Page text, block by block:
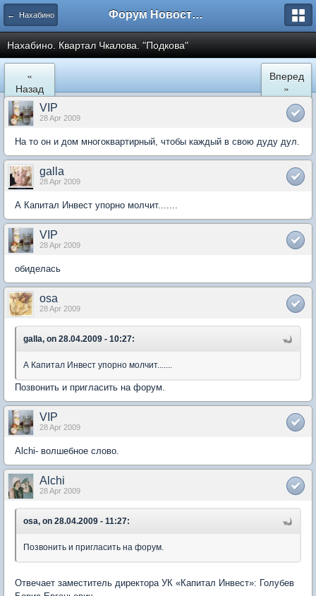
← Нахабино Форум Новостройки
Нахабино. Квартал Чкалова. "Подкова"
«
Назад
Вперед
»
VIP
28 Apr 2009
На то он и дом многоквартирный, чтобы каждый в свою дуду дул.
galla
28 Apr 2009
А Капитал Инвест упорно молчит.......
VIP
28 Apr 2009
обиделась
osa
28 Apr 2009
galla, on 28.04.2009 - 10:27:
А Капитал Инвест упорно молчит.......
Позвонить и пригласить на форум.
VIP
28 Apr 2009
Alchi- волшебное слово.
Alchi
28 Apr 2009
osa, on 28.04.2009 - 11:27:
Позвонить и пригласить на форум.
Отвечает заместитель директора УК «Капитал Инвест»: Голубев